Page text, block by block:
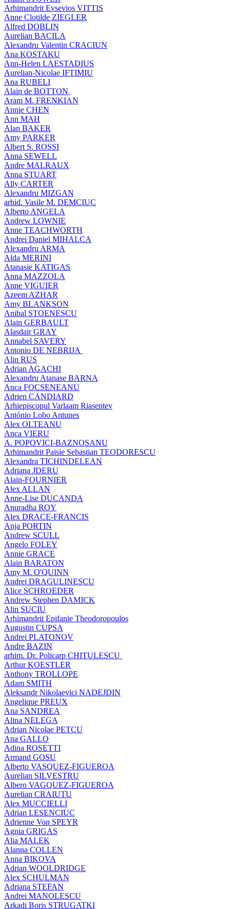
Arhimandrit Evsevios VITTIS
Anne Clotilde ZIEGLER
Alfred DOBLIN
Aurelian BACILA
Alexandru Valentin CRACIUN
Ana KOSTAKU
Ann-Helen LAESTADIUS
Aurelian-Nicolae IFTIMIU
Ana RUBELI
Alain de BOTTON
Aram Μ. FRENKIAN
Annie CHEN
Ann MAH
Alan BAKER
Amy PARKER
Albert S. ROSSI
Anna SEWELL
Andre MALRAUX
Anna STUART
Ally CARTER
Alexandru MIZGAN
arhid. Vasile M. DEMCIUC
Alberto ANGELA
Andrew LOWNIE
Anne TEACHWORTH
Andrei Daniel MIHALCA
Alexandru ARMA
Alda MERINI
Atanasie KATIGAS
Anna MAZZOLA
Anne VIGUIER
Azeem AZHAR
Amy BLANKSON
Anibal STOENESCU
Alain GERBAULT
Alasdair GRAY
Annabel SAVERY
Antonio DE NEBRIJA
Alin RUS
Adrian AGACHI
Alexandru Atanase BARNA
Anca FOCSENEANU
Adrien CANDIARD
Arhiepiscopul Varlaam Riasentev
António Lobo Antunes
Alex OLTEANU
Anca VIERU
A. POPOVICI-BAZNOSANU
Arhimandrit Paisie Sebastian TEODORESCU
Alexandra TICHINDELEAN
Adriana JDERU
Alain-FOURNIER
Alex ALLAN
Anne-Lise DUCANDA
Anuradha ROY
Alex DRACE-FRANCIS
Anja PORTIN
Andrew SCULL
Angelo FOLEY
Annie GRACE
Alain BARATON
Amy M. O'QUINN
Andrei DRAGULINESCU
Alice SCHROEDER
Andrew Stephen DAMICK
Alin SUCIU
Arhimandrit Epifanie Theodoropoulos
Augustin CUPSA
Andrei PLATONOV
Andre BAZIN
arhim. Dr. Policarp CHITULESCU
Arthur KOESTLER
Anthony TROLLOPE
Adam SMITH
Aleksandr Nikolaevici NADEJDIN
Angelique PREUX
Ana SANDREA
Alina NELEGA
Adrian Nicolae PETCU
Ana GALLO
Adina ROSETTI
Armand GOSU
Alberto VASQUEZ-FIGUEROA
Aurelian SILVESTRU
Albero VAGQUEZ-FIGUEROA
Aurelian CRAIUTU
Alex MUCCIELLI
Adrian LESENCIUC
Adrienne Von SPEYR
Agnia GRIGAS
Alia MALEK
Alanna COLLEN
Anna BIKOVA
Adrian WOOLDRIDGE
Alex SCHULMAN
Adriana STEFAN
Andrei MANOLESCU
Arkadi Boris STRUGATKI